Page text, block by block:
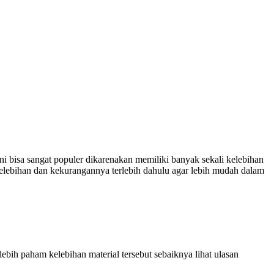
sangat populer dikarenakan memiliki banyak sekali kelebihan
dan kekurangannya terlebih dahulu agar lebih mudah dalam
paham kelebihan material tersebut sebaiknya lihat ulasan